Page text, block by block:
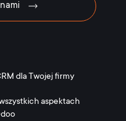
dla Twojej firmy
aspektach